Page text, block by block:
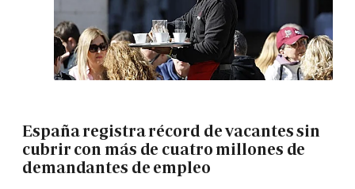
España registra récord de vacantes sin
cubrir con más de cuatro millones de
demandantes de empleo